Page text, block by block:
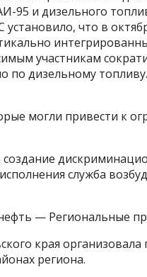
95 и дизельного
что в
участникам
по дизельному
могли привести к
служба
— Региональные
края организовала
региона.